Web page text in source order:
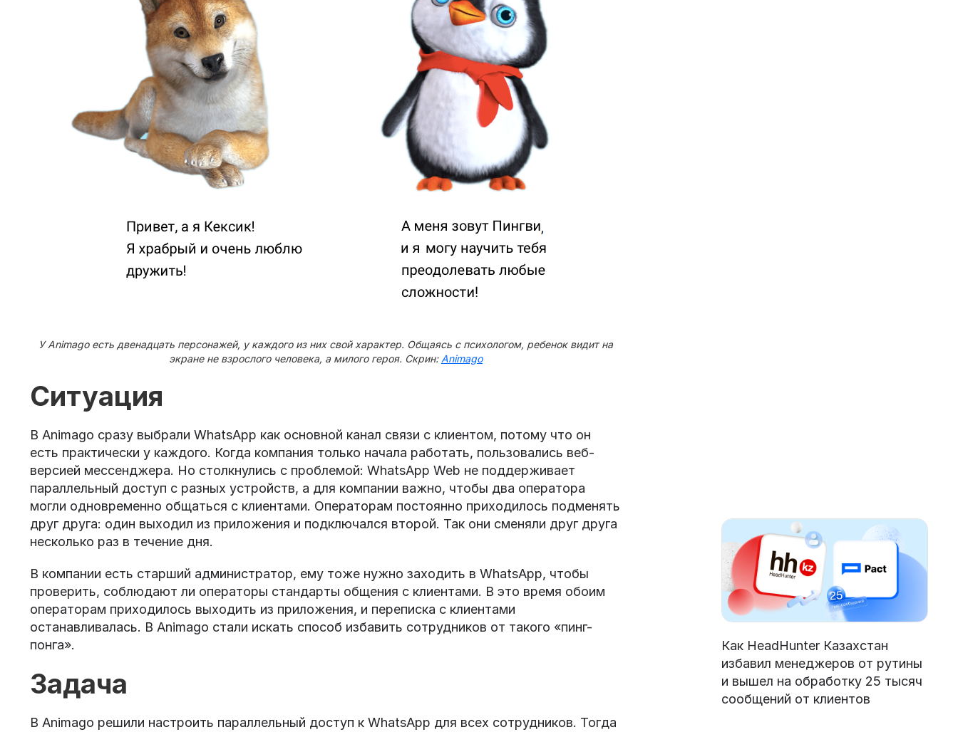
У Animago есть двенадцать персонажей, у каждого из них свой характер. Общаясь с психологом, ребенок видит на
экране не взрослого человека, а милого героя. Скрин: Animago
Ситуация
В Animago сразу выбрали WhatsApp как основной канал связи с клиентом, потому что он
есть практически у каждого. Когда компания только начала работать, пользовались веб-
версией мессенджера. Но столкнулись с проблемой: WhatsApp Web не поддерживает
параллельный доступ с разных устройств, а для компании важно, чтобы два оператора
могли одновременно общаться с клиентами. Операторам постоянно приходилось подменять
друг друга: один выходил из приложения и подключался второй. Так они сменяли друг друга
несколько раз в течение дня.
В компании есть старший администратор, ему тоже нужно заходить в WhatsApp, чтобы
проверить, соблюдают ли операторы стандарты общения с клиентами. В это время обоим
операторам приходилось выходить из приложения, и переписка с клиентами
останавливалась. В Animago стали искать способ избавить сотрудников от такого «пинг-
понга».
Задача
В Animago решили настроить параллельный доступ к WhatsApp для всех сотрудников. Тогда
Как HeadHunter Казахстан
избавил менеджеров от рутины
и вышел на обработку 25 тысяч
сообщений от клиентов